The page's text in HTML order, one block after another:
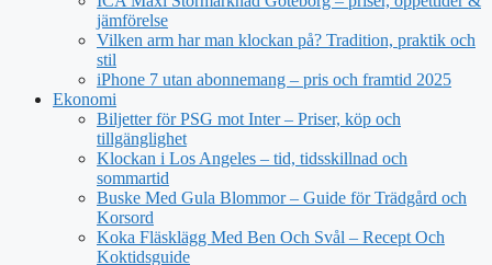
jämförelse
Vilken arm har man klockan på? Tradition, praktik och
stil
iPhone 7 utan abonnemang – pris och framtid 2025
Ekonomi
Biljetter för PSG mot Inter – Priser, köp och
tillgänglighet
Klockan i Los Angeles – tid, tidsskillnad och
sommartid
Buske Med Gula Blommor – Guide för Trädgård och
Korsord
Koka Fläsklägg Med Ben Och Svål – Recept Och
Koktidsguide